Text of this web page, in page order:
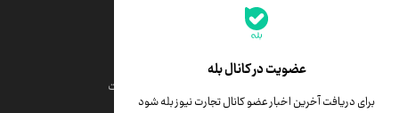
عضویت در کانال بله
برای دریافت آخرین اخبار عضو کانال تجارت نیوز بله شود
جدیدترین قیمت‌ها
قیمت درهم امارات